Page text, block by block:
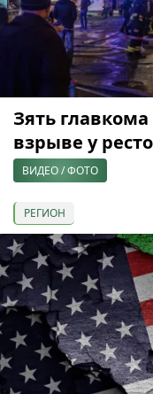
Зять
взрыве у
ВИДЕО / ФОТО
РЕГИОН